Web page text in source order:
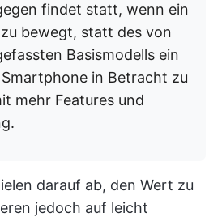
findet statt, wenn ein
bewegt, statt des von
Basismodells ein
in Betracht zu
mehr Features und
darauf ab, den Wert zu
jedoch auf leicht